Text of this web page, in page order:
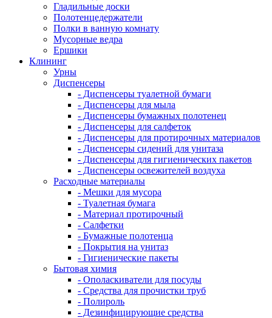
Гладильные доски
Полотенцедержатели
Полки в ванную комнату
Мусорные ведра
Ершики
Клининг
Урны
Диспенсеры
- Диспенсеры туалетной бумаги
- Диспенсеры для мыла
- Диспенсеры бумажных полотенец
- Диспенсеры для салфеток
- Диспенсеры для протирочных материалов
- Диспенсеры сидений для унитаза
- Диспенсеры для гигиенических пакетов
- Диспенсеры освежителей воздуха
Расходные материалы
- Мешки для мусора
- Туалетная бумага
- Материал протирочный
- Салфетки
- Бумажные полотенца
- Покрытия на унитаз
- Гигиенические пакеты
Бытовая химия
- Ополаскиватели для посуды
- Средства для прочистки труб
- Полироль
- Дезинфицирующие средства